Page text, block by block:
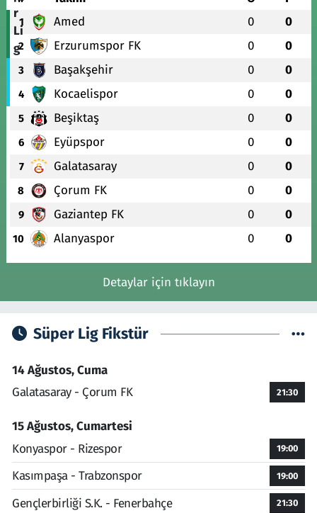
1 Amed 0 0
2 Erzurumspor FK 0 0
3 Başakşehir 0 0
4 Kocaelispor 0 0
5 Beşiktaş 0 0
6 Eyüpspor 0 0
7 Galatasaray 0 0
8 Çorum FK 0 0
9 Gaziantep FK 0 0
10 Alanyaspor 0 0
Detaylar için tıklayın
Süper Lig Fikstür
14 Ağustos, Cuma
Galatasaray - Çorum FK
21:30
15 Ağustos, Cumartesi
Konyaspor - Rizespor
19:00
Kasımpaşa - Trabzonspor 19:00
Gençlerbirliği S.K. - Fenerbahçe 21:30